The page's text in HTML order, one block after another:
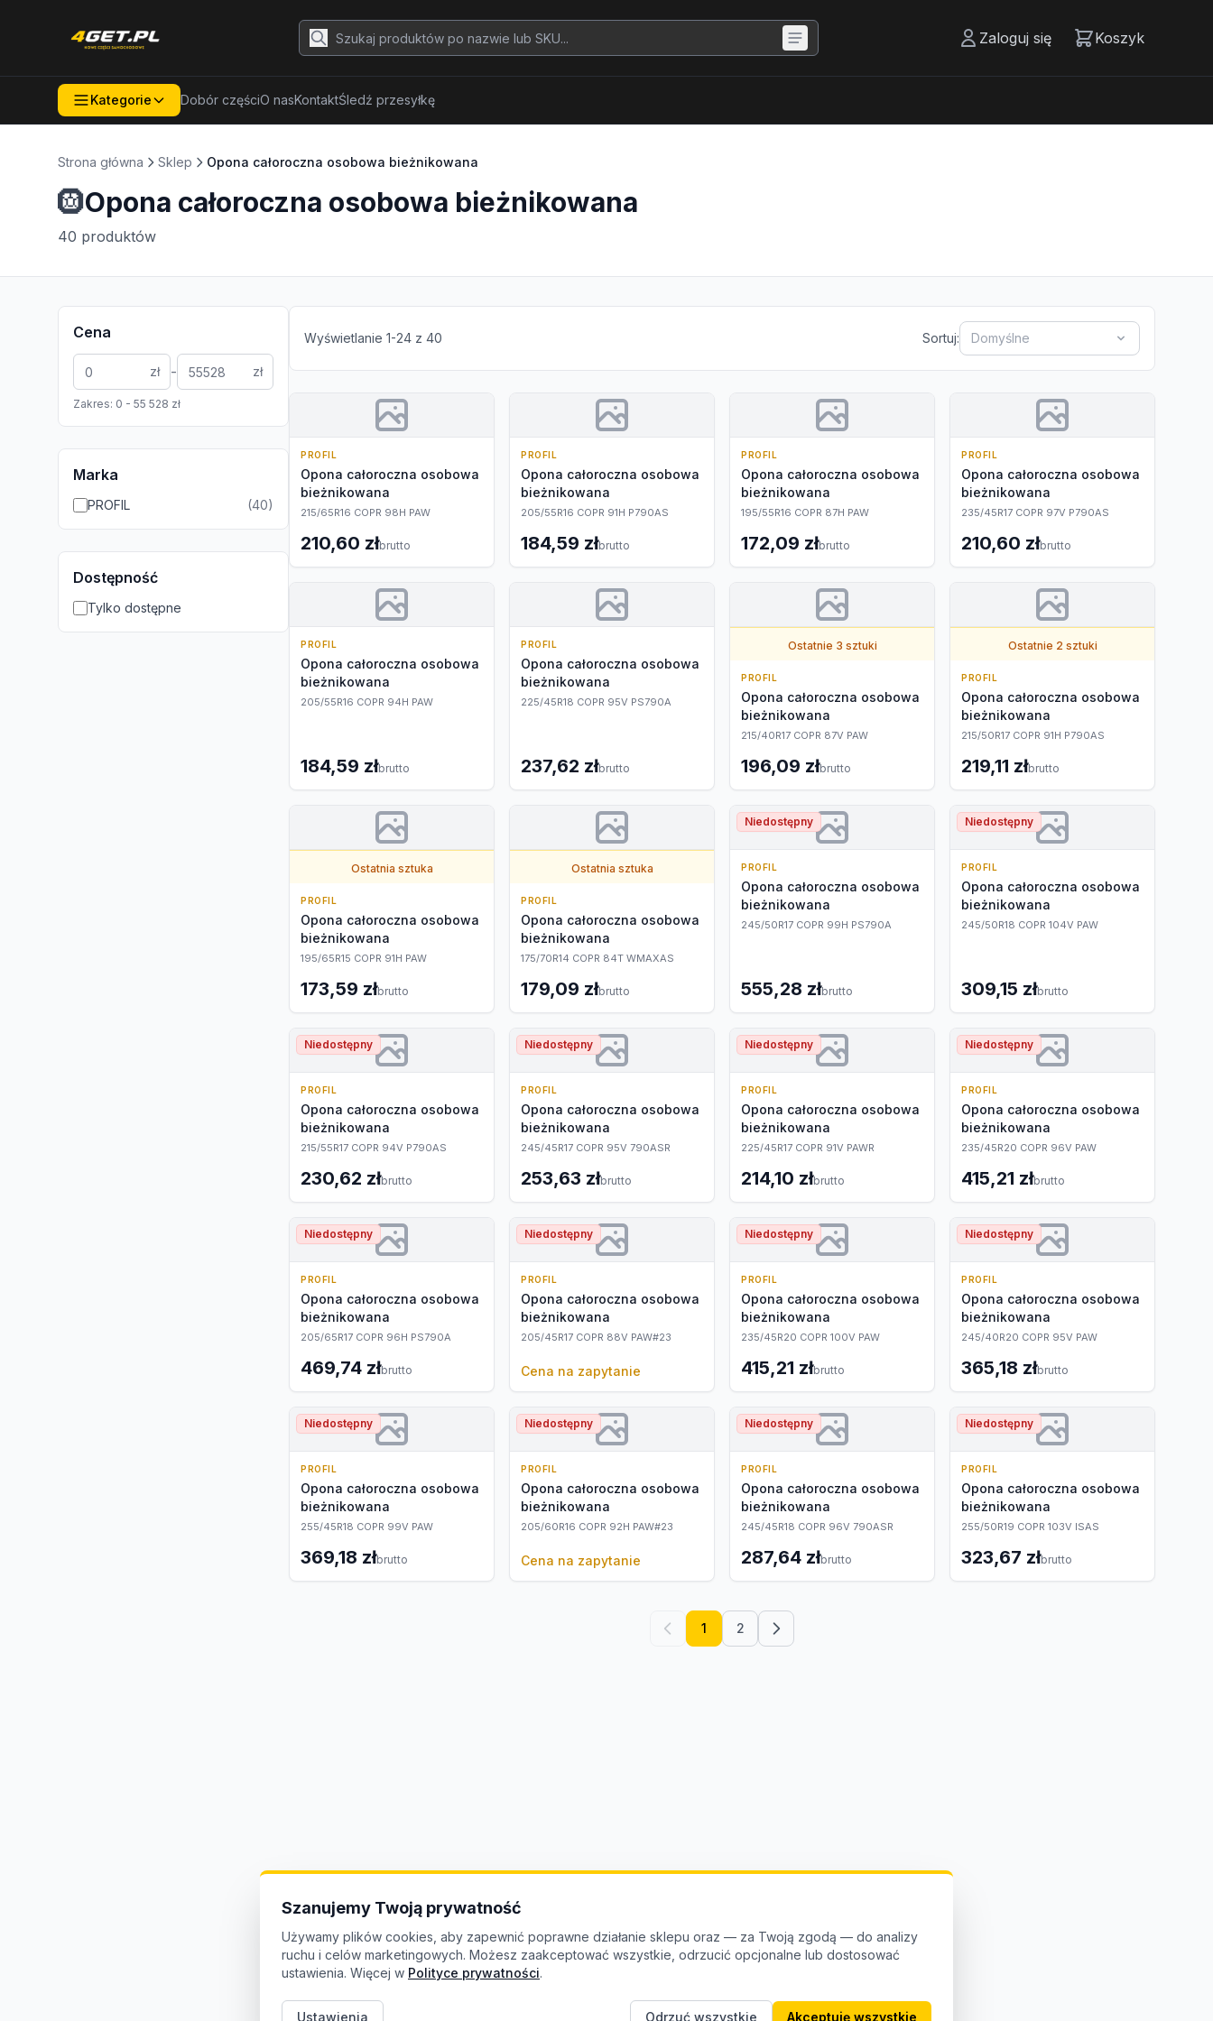
Zaloguj się Koszyk
Kategorie Dobór częściO nasKontaktŚledź przesyłkę
Strona główna Sklep Opona całoroczna osobowa bieżnikowana
🛞Opona całoroczna osobowa bieżnikowana
40 produktów
Cena
zł - zł
Zakres: 0 - 55 528 zł
Marka
PROFIL (40)
Dostępność
Tylko dostępne
Wyświetlanie 1-24 z 40 Sortuj: Domyślne
PROFIL
Opona całoroczna osobowa
bieżnikowana
215/65R16 COPR 98H PAW
210,60 złbrutto
PROFIL
Opona całoroczna osobowa
bieżnikowana
205/55R16 COPR 91H P790AS
184,59 złbrutto
PROFIL
Opona całoroczna osobowa
bieżnikowana
195/55R16 COPR 87H PAW
172,09 złbrutto
PROFIL
Opona całoroczna osobowa
bieżnikowana
235/45R17 COPR 97V P790AS
210,60 złbrutto
PROFIL
Opona całoroczna osobowa
bieżnikowana
205/55R16 COPR 94H PAW
184,59 złbrutto
PROFIL
Opona całoroczna osobowa
bieżnikowana
225/45R18 COPR 95V PS790A
237,62 złbrutto
Ostatnie 3 sztuki
PROFIL
Opona całoroczna osobowa
bieżnikowana
215/40R17 COPR 87V PAW
196,09 złbrutto
Ostatnie 2 sztuki
PROFIL
Opona całoroczna osobowa
bieżnikowana
215/50R17 COPR 91H P790AS
219,11 złbrutto
Ostatnia sztuka
PROFIL
Opona całoroczna osobowa
bieżnikowana
195/65R15 COPR 91H PAW
173,59 złbrutto
Ostatnia sztuka
PROFIL
Opona całoroczna osobowa
bieżnikowana
175/70R14 COPR 84T WMAXAS
179,09 złbrutto
Niedostępny
PROFIL
Opona całoroczna osobowa
bieżnikowana
245/50R17 COPR 99H PS790A
555,28 złbrutto
Niedostępny
PROFIL
Opona całoroczna osobowa
bieżnikowana
245/50R18 COPR 104V PAW
309,15 złbrutto
Niedostępny
PROFIL
Opona całoroczna osobowa
bieżnikowana
215/55R17 COPR 94V P790AS
230,62 złbrutto
Niedostępny
PROFIL
Opona całoroczna osobowa
bieżnikowana
245/45R17 COPR 95V 790ASR
253,63 złbrutto
Niedostępny
PROFIL
Opona całoroczna osobowa
bieżnikowana
225/45R17 COPR 91V PAWR
214,10 złbrutto
Niedostępny
PROFIL
Opona całoroczna osobowa
bieżnikowana
235/45R20 COPR 96V PAW
415,21 złbrutto
Niedostępny
PROFIL
Opona całoroczna osobowa
bieżnikowana
205/65R17 COPR 96H PS790A
469,74 złbrutto
Niedostępny
PROFIL
Opona całoroczna osobowa
bieżnikowana
205/45R17 COPR 88V PAW#23
Cena na zapytanie
Niedostępny
PROFIL
Opona całoroczna osobowa
bieżnikowana
235/45R20 COPR 100V PAW
415,21 złbrutto
Niedostępny
PROFIL
Opona całoroczna osobowa
bieżnikowana
245/40R20 COPR 95V PAW
365,18 złbrutto
Niedostępny
PROFIL
Opona całoroczna osobowa
bieżnikowana
255/45R18 COPR 99V PAW
369,18 złbrutto
Niedostępny
PROFIL
Opona całoroczna osobowa
bieżnikowana
205/60R16 COPR 92H PAW#23
Cena na zapytanie
Niedostępny
PROFIL
Opona całoroczna osobowa
bieżnikowana
245/45R18 COPR 96V 790ASR
287,64 złbrutto
Niedostępny
PROFIL
Opona całoroczna osobowa
bieżnikowana
255/50R19 COPR 103V ISAS
323,67 złbrutto
1 2
Szanujemy Twoją prywatność
Używamy plików cookies, aby zapewnić poprawne działanie sklepu oraz — za Twoją zgodą — do analizy
ruchu i celów marketingowych. Możesz zaakceptować wszystkie, odrzucić opcjonalne lub dostosować
ustawienia. Więcej w Polityce prywatności.
Ustawienia Odrzuć wszystkie Akceptuję wszystkie